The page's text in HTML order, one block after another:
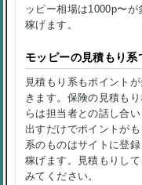
ッピー相場は1000p〜
稼げます。
モッピーの見積もり系
見積もり系もポイント
きます。保険の見積も
らは担当者との話し合
出すだけでポイントが
系のものはサイトに登
稼げます。見積もりし
みてください。